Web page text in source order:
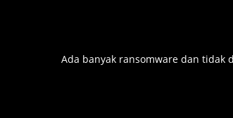
Ada banyak ransomware dan tidak